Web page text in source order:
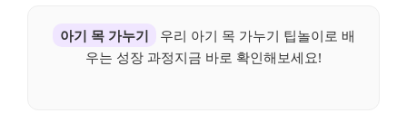
아기 목 가누기
우리 아기 목 가누기 팁놀이로 배
우는 성장 과정지금 바로 확인해보세요!